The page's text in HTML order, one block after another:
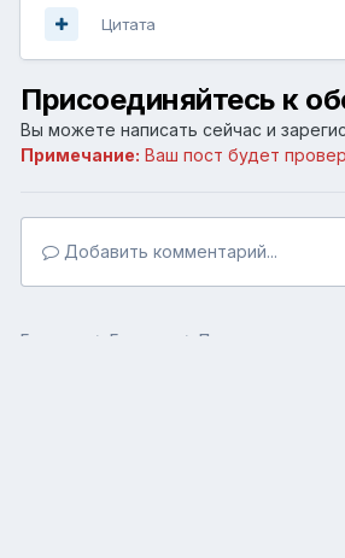
Цитата
Присоединяйтесь к
Вы можете написать сейчас и
Примечание: Ваш пост будет
Добавить комментарий...
Главная Галерея